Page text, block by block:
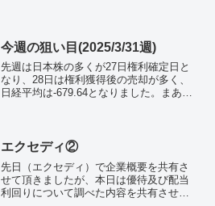
...
今週の狙い目(2025/3/31週)
先週は日本株の多くが27日権利確定日と
なり、28日は権利獲得後の売却が多く、
日経平均は-679.64となりました。まあ、
ま...
エクセディ②
先日（エクセディ）で企業概要を共有さ
せて頂きましたが、本日は優待及び配当
利回りについて調べた内容を共有させて